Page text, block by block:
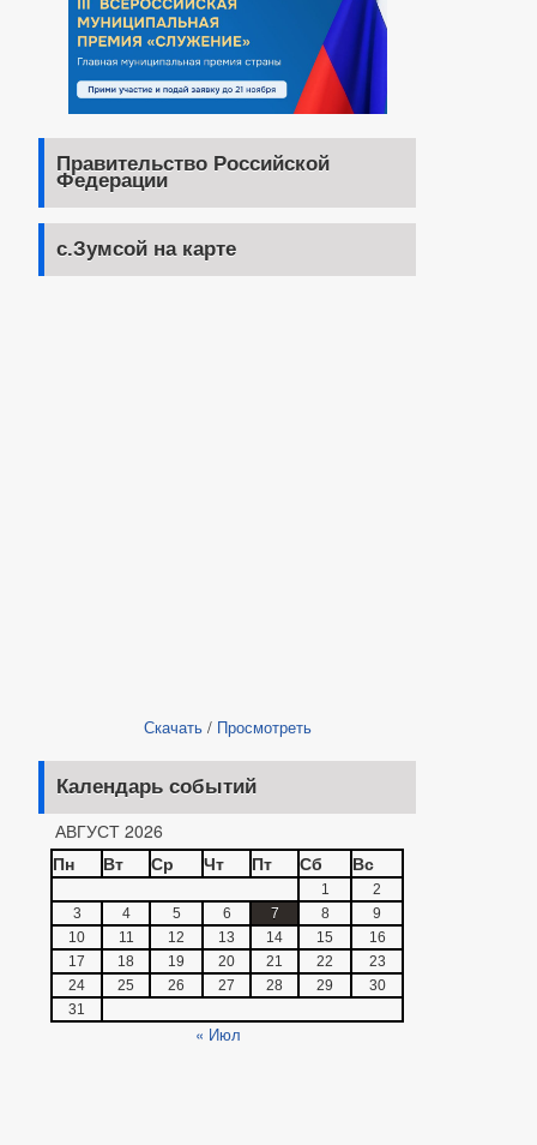
Правительство Российской
Федерации
с.Зумсой на карте
Скачать/ Просмотреть
Календарь событий
АВГУСТ 2026
Пн
Вт Ср Чт Пт Сб Вс
1
2
3
4 5 6 7 8
9
10
11 12 13 14 15
16
17
18 19 20 21 22
23
24
25 26 27 28 29
30
31
« Июл